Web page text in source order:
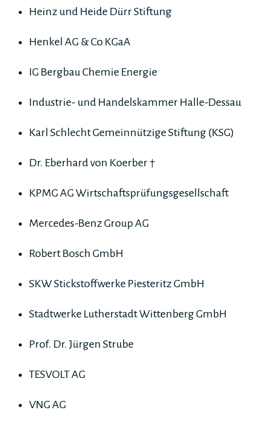
Heinz und Heide Dürr Stiftung
Henkel AG & Co KGaA
IG Bergbau Chemie Energie
Industrie- und Handelskammer Halle-Dessau
Karl Schlecht Gemeinnützige Stiftung (KSG)
Dr. Eberhard von Koerber †
KPMG AG Wirtschaftsprüfungsgesellschaft
Mercedes-Benz Group AG
Robert Bosch GmbH
SKW Stickstoffwerke Piesteritz GmbH
Stadtwerke Lutherstadt Wittenberg GmbH
Prof. Dr. Jürgen Strube
TESVOLT AG
VNG AG